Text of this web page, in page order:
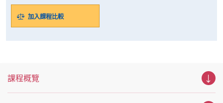
加入課程比較
課程概覽